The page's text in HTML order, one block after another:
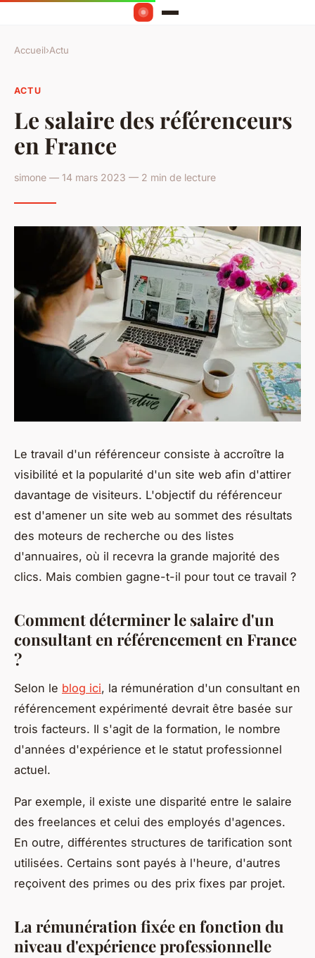
Accueil›Actu
ACTU
Le salaire des référenceurs
en France
simone — 14 mars 2023 — 2 min de lecture
Le travail d'un référenceur consiste à accroître la
visibilité et la popularité d'un site web afin d'attirer
davantage de visiteurs. L'objectif du référenceur
est d'amener un site web au sommet des résultats
des moteurs de recherche ou des listes
d'annuaires, où il recevra la grande majorité des
clics. Mais combien gagne-t-il pour tout ce travail ?
Comment déterminer le salaire d'un
consultant en référencement en France
?
Selon le blog ici, la rémunération d'un consultant en
référencement expérimenté devrait être basée sur
trois facteurs. Il s'agit de la formation, le nombre
d'années d'expérience et le statut professionnel
actuel.
Par exemple, il existe une disparité entre le salaire
des freelances et celui des employés d'agences.
En outre, différentes structures de tarification sont
utilisées. Certains sont payés à l'heure, d'autres
reçoivent des primes ou des prix fixes par projet.
La rémunération fixée en fonction du
niveau d'expérience professionnelle